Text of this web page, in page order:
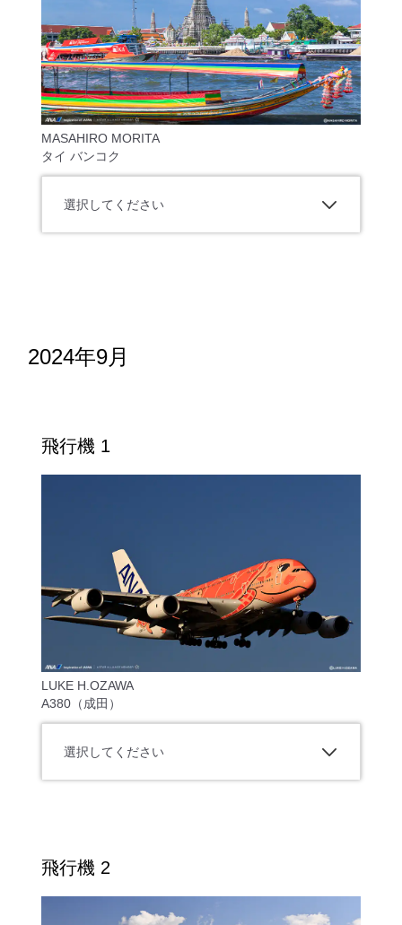
MASAHIRO MORITA
タイ バンコク
選択してください
2024年9月
飛行機 1
LUKE H.OZAWA
A380（成田）
選択してください
飛行機 2